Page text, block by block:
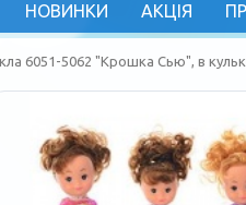
НОВИНКИ АКЦІЯ
6051-5062 "Крошка Сью", в